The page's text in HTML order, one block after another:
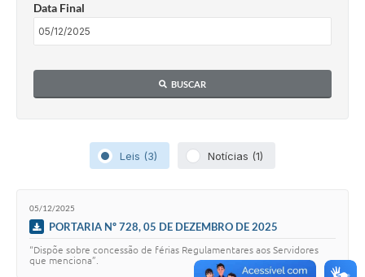
Data Final
BUSCAR
Leis (3) Notícias (1)
05/12/2025
PORTARIA Nº 728, 05 DE DEZEMBRO DE 2025
“Dispõe sobre concessão de férias Regulamentares aos Servidores
que menciona”.